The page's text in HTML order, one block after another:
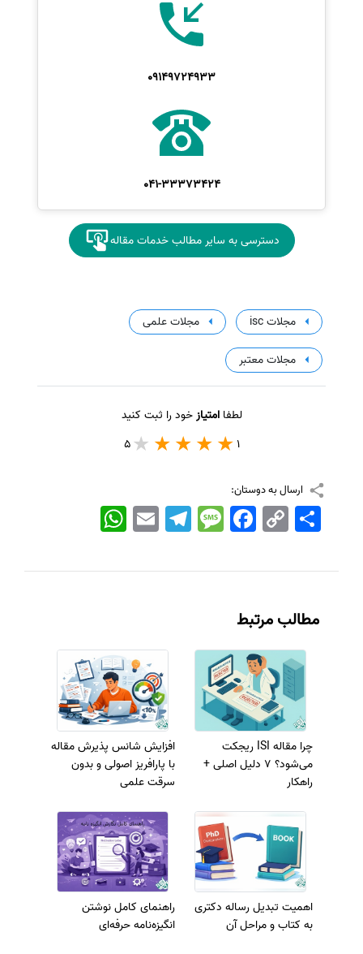
09149724933
041-33373424
دسترسی به سایر مطالب خدمات مقاله
مجلات isc مجلات علمی
مجلات معتبر
لطفاامتیازخود را ثبت کنید
1
5
ارسال به دوستان:
WhatsApp EmailTelegramMessageFacebook Copy
Link
اشتراک
مطالب مرتبط
چرا مقاله ISI ریجکت
می‌شود؟ 7 دلیل اصلی +
راهکار
افزایش شانس پذیرش مقاله
با پارافریز اصولی و بدون
سرقت علمی
اهمیت تبدیل رساله دکتری
به کتاب و مراحل آن
راهنمای کامل نوشتن
انگیزه‌نامه حرفه‌ای